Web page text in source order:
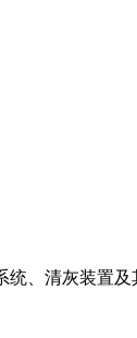
、清灰装置